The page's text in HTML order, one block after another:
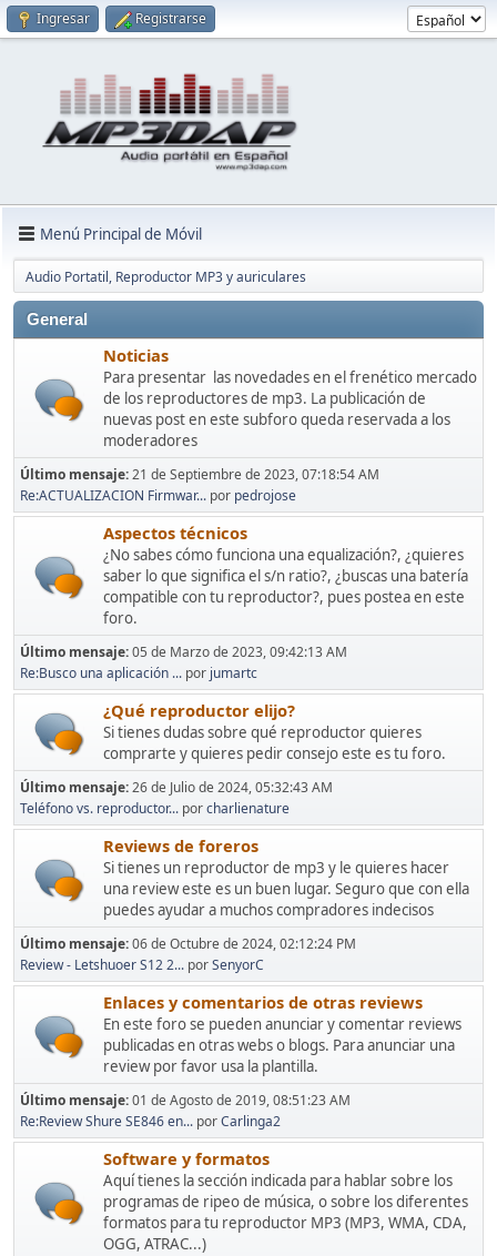
Ingresar Registrarse
Menú Principal de Móvil
Audio Portatil, Reproductor MP3 y auriculares
General
Noticias
Para presentar las novedades en el frenético mercado
de los reproductores de mp3. La publicación de
nuevas post en este subforo queda reservada a los
moderadores
Último mensaje:21 de Septiembre de 2023, 07:18:54 AM
Re:ACTUALIZACION Firmwar... por pedrojose
Aspectos técnicos
¿No sabes cómo funciona una equalización?, ¿quieres
saber lo que significa el s/n ratio?, ¿buscas una batería
compatible con tu reproductor?, pues postea en este
foro.
Último mensaje:05 de Marzo de 2023, 09:42:13 AM
Re:Busco una aplicación ... por jumartc
¿Qué reproductor elijo?
Si tienes dudas sobre qué reproductor quieres
comprarte y quieres pedir consejo este es tu foro.
Último mensaje:26 de Julio de 2024, 05:32:43 AM
Teléfono vs. reproductor... porcharlienature
Reviews de foreros
Si tienes un reproductor de mp3 y le quieres hacer
una review este es un buen lugar. Seguro que con ella
puedes ayudar a muchos compradores indecisos
Último mensaje:06 de Octubre de 2024, 02:12:24 PM
Review - Letshuoer S12 2... porSenyorC
Enlaces y comentarios de otras reviews
En este foro se pueden anunciar y comentar reviews
publicadas en otras webs o blogs. Para anunciar una
review por favor usa la plantilla.
Último mensaje:01 de Agosto de 2019, 08:51:23 AM
Re:Review Shure SE846 en... porCarlinga2
Software y formatos
Aquí tienes la sección indicada para hablar sobre los
programas de ripeo de música, o sobre los diferentes
formatos para tu reproductor MP3 (MP3, WMA, CDA,
OGG, ATRAC...)